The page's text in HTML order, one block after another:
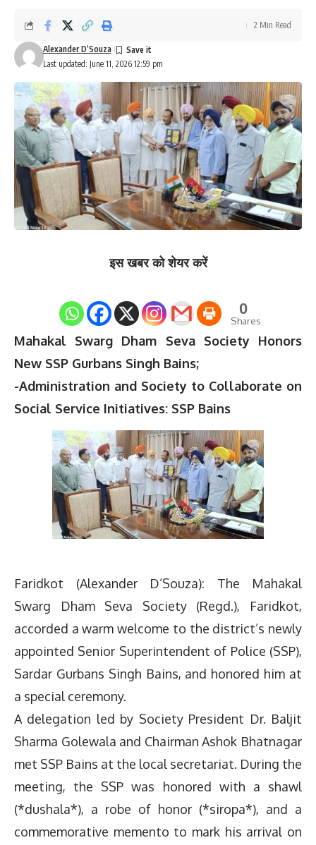
Last updated: June 11, 2026 12:59 pm
Alexander D’Souza
2 Min Read
इस खबर को शेयर करें
0
Shares
Mahakal Swarg Dham Seva Society Honors
New SSP Gurbans Singh Bains;
-Administration and Society to Collaborate on
Social Service Initiatives: SSP Bains
Faridkot (Alexander D’Souza): The Mahakal
Swarg Dham Seva Society (Regd.), Faridkot,
accorded a warm welcome to the district’s newly
appointed Senior Superintendent of Police (SSP),
Sardar Gurbans Singh Bains, and honored him at
a special ceremony.
A delegation led by Society President Dr. Baljit
Sharma Golewala and Chairman Ashok Bhatnagar
met SSP Bains at the local secretariat. During the
meeting, the SSP was honored with a shawl
(*dushala*), a robe of honor (*siropa*), and a
commemorative memento to mark his arrival on